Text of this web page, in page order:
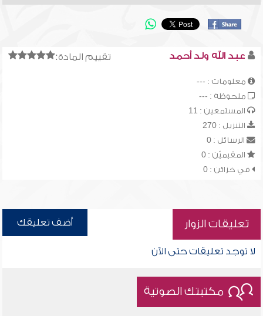
تقييم المادة: عبد الله ولد أحمد
معلومات : ---
ملحوظة : ---
المستمعين : 11
التنزيل : 270
الرسائل : 0
المقيميّن : 0
في خزائن : 0
تعليقات الزوار أضف تعليقك
لا توجد تعليقات حتى الآن
مكتبتك الصوتية